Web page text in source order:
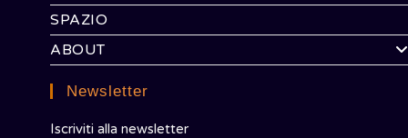
SPAZIO
ABOUT
Newsletter
Iscriviti alla newsletter